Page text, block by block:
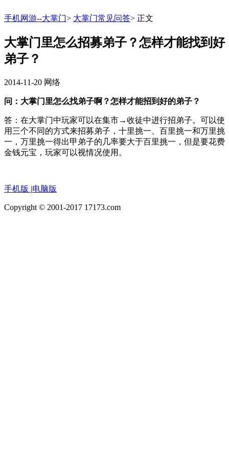
手机网游--大掌门> 大掌门常见问答> 正文
大掌门里怎么招募弟子？怎样才能找到好
弟子？
2014-11-20 网络
问：大掌门里怎么找弟子啊？怎样才能招到好的弟子？
答：在大掌门中玩家可以在集市→收徒中进行招弟子。可以使
用三个不同的方式来招募弟子，十里挑一、百里挑一和万里挑
一，万里挑一得出甲弟子的几率要大于百里挑一，但是要花费
金钱元宝，玩家可以视情况使用。
手机版 |电脑版
Copyright © 2001-2017 17173.com